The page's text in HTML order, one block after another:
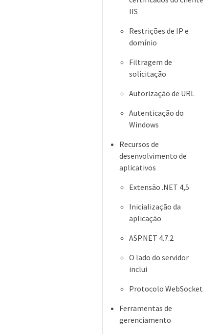
IIS
Restrições de IP e
domínio
Filtragem de
solicitação
Autorização de URL
Autenticação do
Windows
Recursos de
desenvolvimento de
aplicativos
Extensão .NET 4,5
Inicialização da
aplicação
ASP.NET 4.7.2
O lado do servidor
inclui
Protocolo WebSocket
Ferramentas de
gerenciamento